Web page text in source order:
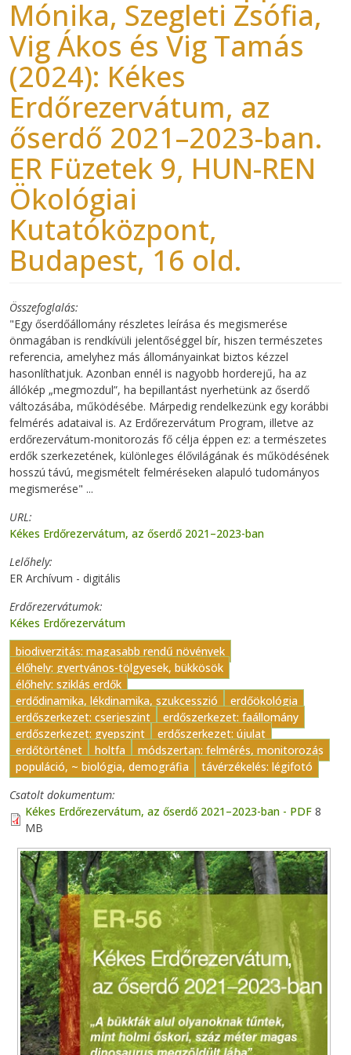
Mónika, Szegleti Zsófia,
Vig Ákos és Vig Tamás
(2024): Kékes
Erdőrezervátum, az
őserdő 2021–2023-ban.
ER Füzetek 9, HUN-REN
Ökológiai
Kutatóközpont,
Budapest, 16 old.
Összefoglalás
"Egy őserdőállomány részletes leírása és megismerése
önmagában is rendkívüli jelentőséggel bír, hiszen természetes
referencia, amelyhez más állományainkat biztos kézzel
hasonlíthatjuk. Azonban ennél is nagyobb horderejű, ha az
állókép „megmozdul”, ha bepillantást nyerhetünk az őserdő
változásába, működésébe. Márpedig rendelkezünk egy korábbi
felmérés adataival is. Az Erdőrezervátum Program, illetve az
erdőrezervátum-monitorozás fő célja éppen ez: a természetes
erdők szerkezetének, különleges élővilágának és működésének
hosszú távú, megismételt felméréseken alapuló tudományos
megismerése" ...
URL
Kékes Erdőrezervátum, az őserdő 2021–2023-ban
Lelőhely
ER Archívum - digitális
Erdőrezervátumok
Kékes Erdőrezervátum
biodiverzitás: magasabb rendű növények
élőhely: gyertyános-tölgyesek, bükkösök
élőhely: sziklás erdők
erdődinamika, lékdinamika, szukcesszió
erdőökológia
erdőszerkezet: cserjeszint
erdőszerkezet: faállomány
erdőszerkezet: gyepszint
erdőszerkezet: újulat
erdőtörténet
holtfa
módszertan: felmérés, monitorozás
populáció, ~ biológia, demográfia
távérzékelés: légifotó
Csatolt dokumentum
Kékes Erdőrezervátum, az őserdő 2021–2023-ban - PDF 8
MB